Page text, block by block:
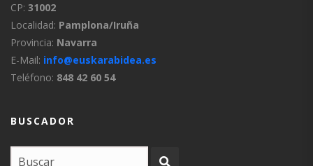
CP: 31002
Localidad: Pamplona/Iruña
Provincia: Navarra
E-Mail: info@euskarabidea.es
Teléfono: 848 42 60 54
BUSCADOR